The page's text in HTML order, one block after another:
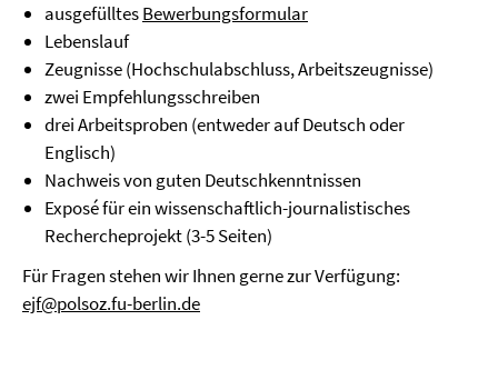
ausgefülltesBewerbungsformular
Lebenslauf
Zeugnisse (Hochschulabschluss, Arbeitszeugnisse)
zwei Empfehlungsschreiben
drei Arbeitsproben (entweder auf Deutsch oder
Englisch)
Nachweis von guten Deutschkenntnissen
Exposé für ein wissenschaftlich-journalistisches
Rechercheprojekt (3-5 Seiten)
Für Fragen stehen wir Ihnen gerne zur Verfügung:
ejf@polsoz.fu-berlin.de